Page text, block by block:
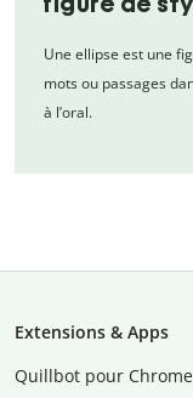
Une ellipse est une
mots ou passages
à l’oral.
Extensions & Apps
Quillbot pour Chrome